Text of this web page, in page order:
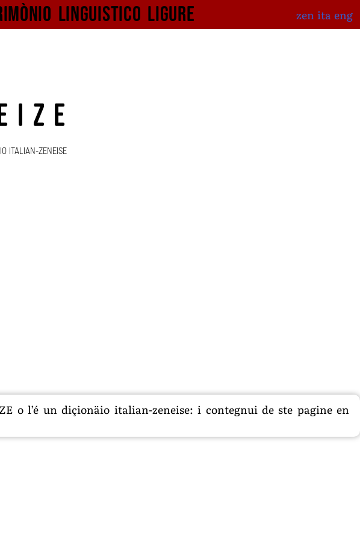
linguistico ligure zen ita eng
ITALIAN-ZENEISE
o l’é un diçionäio italian-zeneise: i contegnui de ste pagine en